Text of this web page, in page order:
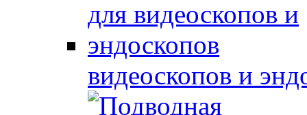
видеоскопов и